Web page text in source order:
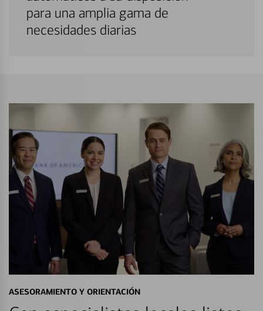
para una amplia gama de
necesidades diarias
ASESORAMIENTO Y ORIENTACIÓN